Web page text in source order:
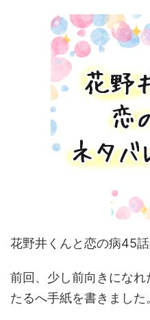
花野井くんと恋の病45話
前回、少し前向きにな
たるへ手紙を書きました